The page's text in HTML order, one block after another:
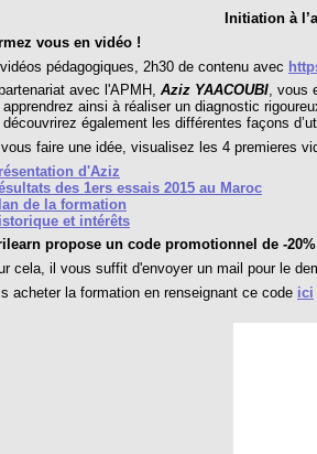
Initiation à
vous en vidéo !
pédagogiques, 2h30 de contenu avec
avec l'APMH, Aziz YAACOUBI, vous
apprendrez ainsi à réaliser un diagnostic
également les différentes façons
faire une idée, visualisez les 4 premieres
d'Aziz
des 1ers essais 2015 au Maroc
de la formation
et intérêts
propose un code promotionnel de -
il vous suffit d'envoyer un mail pour le
la formation en renseignant ce code ici